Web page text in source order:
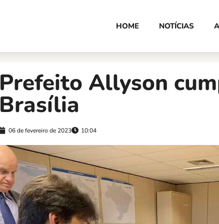
HOME NOTÍCIAS
Prefeito Allyson
Brasília
06 de fevereiro de 2023 10:04